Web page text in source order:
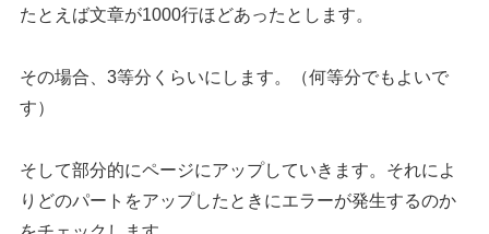
たとえば文章が1000行ほどあったとします。
その場合、3等分くらいにします。（何等分でもよいで
す）
そして部分的にページにアップしていきます。それによ
りどのパートをアップしたときにエラーが発生するのか